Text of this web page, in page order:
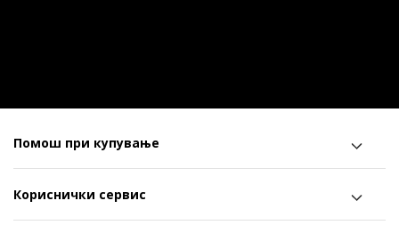
Помош при купување
Кориснички сервис